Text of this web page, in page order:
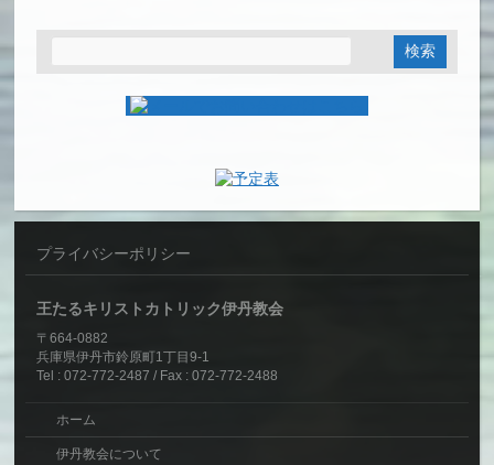
プライバシーポリシー
王たるキリストカトリック伊丹教会
〒664-0882
兵庫県伊丹市鈴原町1丁目9-1
Tel : 072-772-2487 / Fax : 072-772-2488
ホーム
伊丹教会について